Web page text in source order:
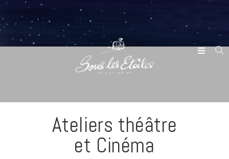
Ateliers théâtre
et Cinéma